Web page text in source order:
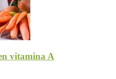
vitamina A